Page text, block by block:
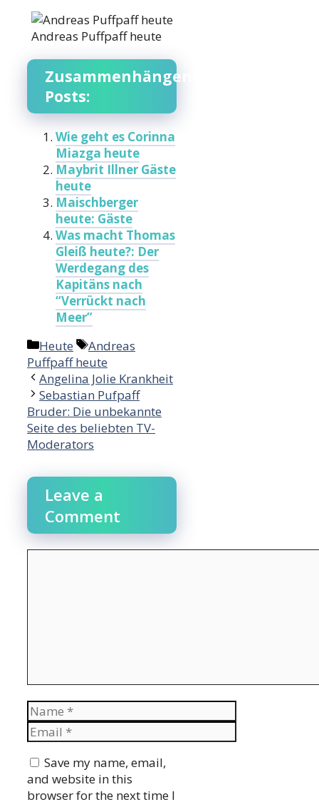
Andreas Puffpaff heute
Zusammenhängende
Posts:
Wie geht es Corinna
Miazga heute
Maybrit Illner Gäste
heute
Maischberger
heute: Gäste
Was macht Thomas
Gleiß heute?: Der
Werdegang des
Kapitäns nach
“Verrückt nach
Meer”
Categories
Heute Tags
Andreas
Puffpaff heute
Angelina Jolie Krankheit
Sebastian Pufpaff
Bruder: Die unbekannte
Seite des beliebten TV-
Moderators
Leave a
Comment
Name
Email
Save my name, email,
and website in this
browser for the next time I